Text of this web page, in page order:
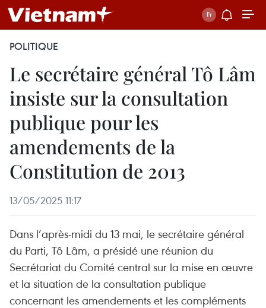
POLITIQUE
Le secrétaire général Tô Lâm
insiste sur la consultation
publique pour les
amendements de la
Constitution de 2013
13/05/2025 11:17
Dans l’après-midi du 13 mai, le secrétaire général
du Parti, Tô Lâm, a présidé une réunion du
Secrétariat du Comité central sur la mise en œuvre
et la situation de la consultation publique
concernant les amendements et les compléments